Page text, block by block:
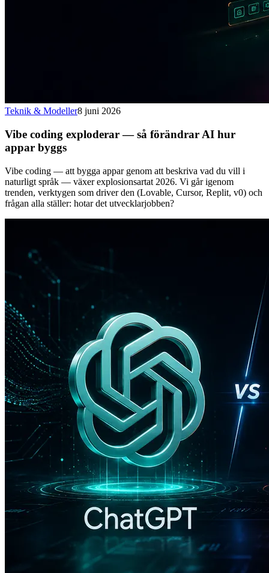
Teknik & Modeller8 juni 2026
Vibe coding exploderar — så förändrar AI hur
appar byggs
Vibe coding — att bygga appar genom att beskriva vad du vill i
naturligt språk — växer explosionsartat 2026. Vi går igenom
trenden, verktygen som driver den (Lovable, Cursor, Replit, v0) och
frågan alla ställer: hotar det utvecklarjobben?